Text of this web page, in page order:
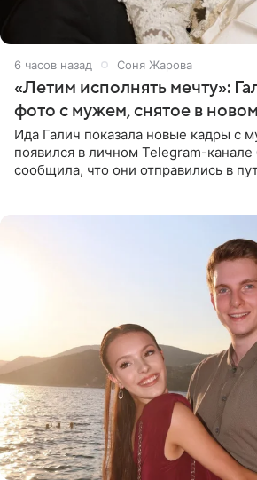
6 часов назад Соня Жарова
«Летим исполнять мечту»:
фото с мужем, снятое в
Ида Галич показала новые кадры с
появился в личном Telegram-
сообщила, что они отправились в